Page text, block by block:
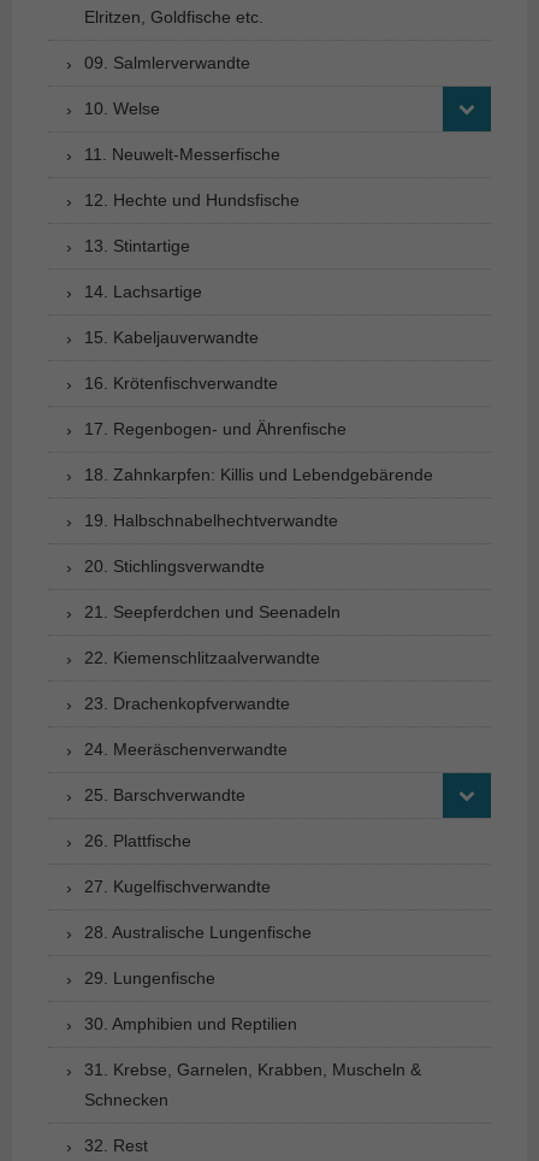
Elritzen, Goldfische etc.
09. Salmlerverwandte
10. Welse
11. Neuwelt-Messerfische
12. Hechte und Hundsfische
13. Stintartige
14. Lachsartige
15. Kabeljauverwandte
16. Krötenfischverwandte
17. Regenbogen- und Ährenfische
18. Zahnkarpfen: Killis und Lebendgebärende
19. Halbschnabelhechtverwandte
20. Stichlingsverwandte
21. Seepferdchen und Seenadeln
22. Kiemenschlitzaalverwandte
23. Drachenkopfverwandte
24. Meeräschenverwandte
25. Barschverwandte
26. Plattfische
27. Kugelfischverwandte
28. Australische Lungenfische
29. Lungenfische
30. Amphibien und Reptilien
31. Krebse, Garnelen, Krabben, Muscheln &
Schnecken
32. Rest